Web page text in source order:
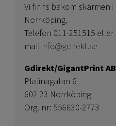
Vi finns bakom skärmen i
Norrköping.
Telefon 011-251515 eller
mail info@gdirekt.se
Gdirekt/GigantPrint AB
Platinagatan 6
602 23 Norrköping
Org. nr: 556630-2773